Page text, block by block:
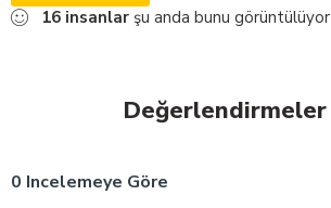
16 insanlar şu anda bunu görüntülüyor
Değerlendirmeler
0 Incelemeye Göre